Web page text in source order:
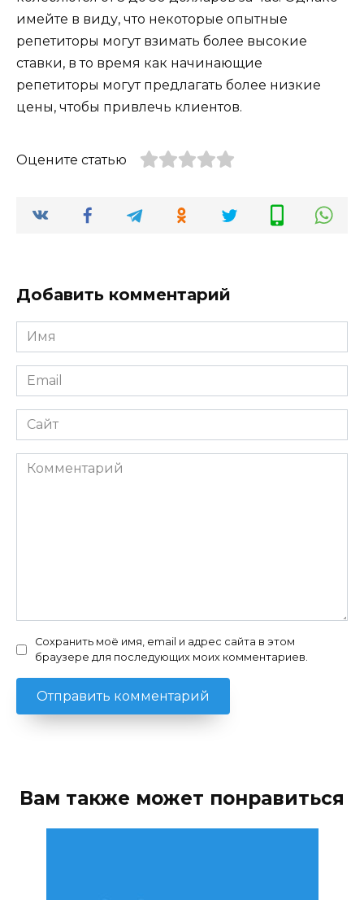
имейте в виду, что некоторые опытные
репетиторы могут взимать более высокие
ставки, в то время как начинающие
репетиторы могут предлагать более низкие
цены, чтобы привлечь клиентов.
Оцените статью
Добавить комментарий
Имя
*
Email
*
Сайт
Комментарий
Сохранить моё имя, email и адрес сайта в этом
браузере для последующих моих комментариев.
Вам также может понравиться